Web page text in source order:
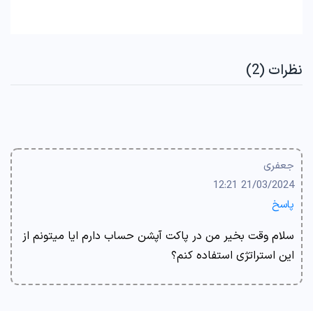
نظرات (2)
جعفری
21/03/2024 12:21
پاسخ
سلام وقت بخیر من در پاکت آپشن حساب دارم ایا میتونم از
این استراتژی استفاده کنم؟